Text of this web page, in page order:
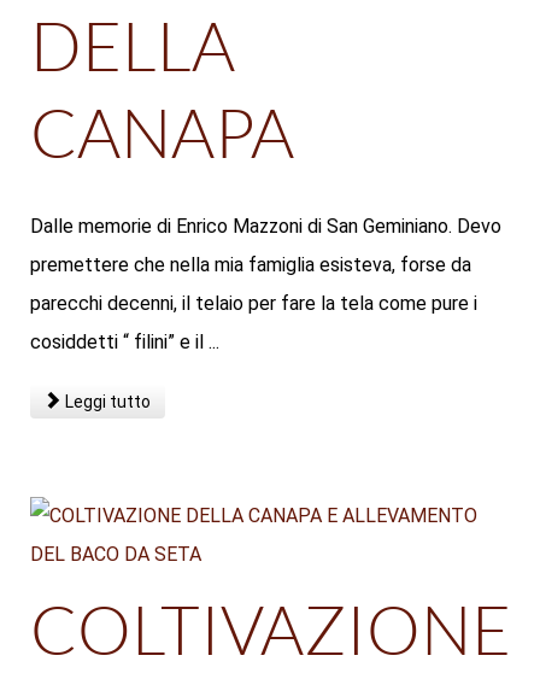
DELLA
CANAPA
Dalle memorie di Enrico Mazzoni di San Geminiano. Devo
premettere che nella mia famiglia esisteva, forse da
parecchi decenni, il telaio per fare la tela come pure i
cosiddetti “ filini” e il ...
Leggi tutto
COLTIVAZIONE